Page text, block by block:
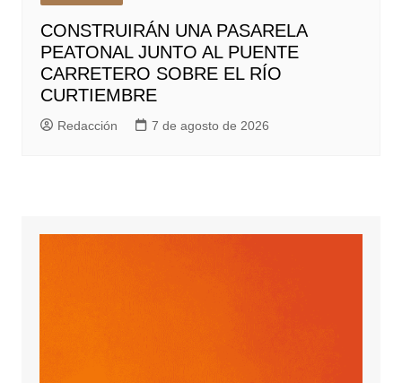
CONSTRUIRÁN UNA PASARELA
PEATONAL JUNTO AL PUENTE
CARRETERO SOBRE EL RÍO
CURTIEMBRE
Redacción 7 de agosto de 2026